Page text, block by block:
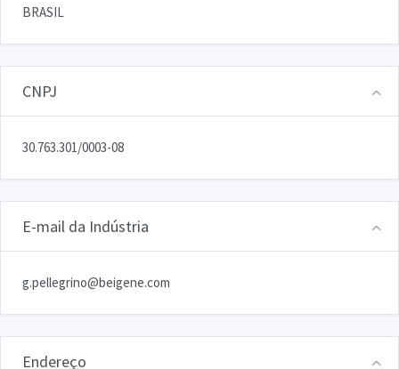
BRASIL
CNPJ
30.763.301/0003-08
E-mail da Indústria
g.pellegrino@beigene.com
Endereço